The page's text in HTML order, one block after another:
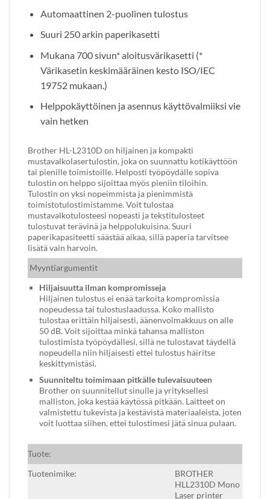
Automaattinen 2-puolinen tulostus
Suuri 250 arkin paperikasetti
Mukana 700 sivun* aloitusvärikasetti (*
Värikasetin keskimääräinen kesto ISO/IEC
19752 mukaan.)
Helppokäyttöinen ja asennus käyttövalmiiksi vie
vain hetken
Brother HL-L2310D on hiljainen ja kompakti
mustavalkolasertulostin, joka on suunnattu kotikäyttöön
tai pienille toimistoille. Helposti työpöydälle sopiva
tulostin on helppo sijoittaa myös pieniin tiloihin.
Tulostin on yksi nopeimmista ja pienimmistä
toimistotulostimistamme. Voit tulostaa
mustavalkotulosteesi nopeasti ja tekstitulosteet
tulostuvat terävinä ja helppolukuisina. Suuri
paperikapasiteetti säästää aikaa, sillä paperia tarvitsee
lisätä vain harvoin.
Myyntiargumentit
Hiljaisuutta ilman kompromisseja
Hiljainen tulostus ei enää tarkoita kompromissia
nopeudessa tai tulostuslaadussa. Koko mallisto
tulostaa erittäin hiljaisesti, äänenvoimakkuus on alle
50 dB. Voit sijoittaa minkä tahansa malliston
tulostimista työpöydällesi, sillä ne tulostavat täydellä
nopeudella niin hiljaisesti ettei tulostus häiritse
keskittymistäsi.
Suunniteltu toimimaan pitkälle tulevaisuuteen
Brother on suunnitellut sinulle ja yrityksellesi
malliston, joka kestää käytössä pitkään. Laitteet on
valmistettu tukevista ja kestävistä materiaaleista, joten
voit luottaa siihen, ettei tulostimesi jätä sinua pulaan.
Tuote:
Tuotenimike:
BROTHER
HLL2310D Mono
Laser printer